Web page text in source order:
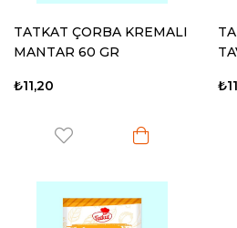
TATKAT ÇORBA KREMALI
MANTAR 60 GR
₺11,20